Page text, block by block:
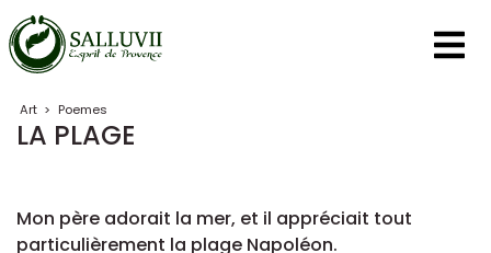
Panneau de gestion des cookies
Art > Poemes
LA PLAGE
Mon père adorait la mer, et il appréciait tout
particulièrement la plage Napoléon.